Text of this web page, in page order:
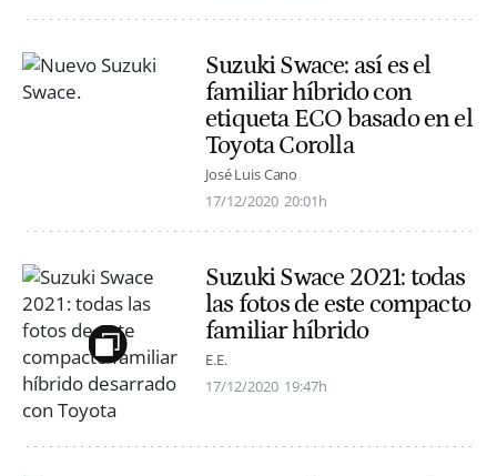
Suzuki Swace: así es el
familiar híbrido con
etiqueta ECO basado en el
Toyota Corolla
José Luis Cano
17/12/2020 20:01h
Suzuki Swace 2021: todas
las fotos de este compacto
familiar híbrido
E.E.
17/12/2020 19:47h